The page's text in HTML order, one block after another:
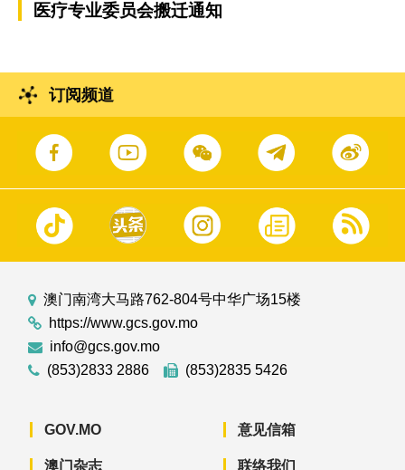
医疗专业委员会搬迁通知
订阅频道
澳门南湾大马路762-804号中华广场15楼
https://www.gcs.gov.mo
info@gcs.gov.mo
(853)2833 2886
(853)2835 5426
GOV.MO
澳门杂志
意见信箱
联络我们